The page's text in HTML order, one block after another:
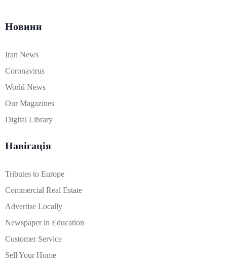
Новини
Iran News
Coronavirus
World News
Our Magazines
Digital Library
Навігація
Tributes to Europe
Commercial Real Estate
Advertise Locally
Newspaper in Education
Customer Service
Sell Your Home